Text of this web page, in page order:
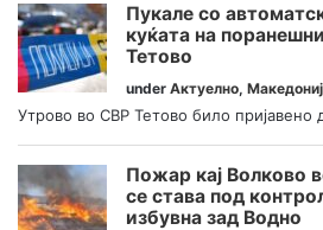
Пукале со
куќата на
Тетово
under Актуелно,
Утрово во СВР Тетово било пријавено
Пожар кај Волково
се става под
избувна зад Водно